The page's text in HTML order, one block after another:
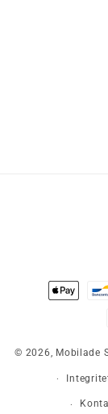
© 2026, Mobilade